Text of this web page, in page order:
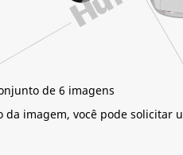
de 6 imagens
da imagem, você pode solicitar